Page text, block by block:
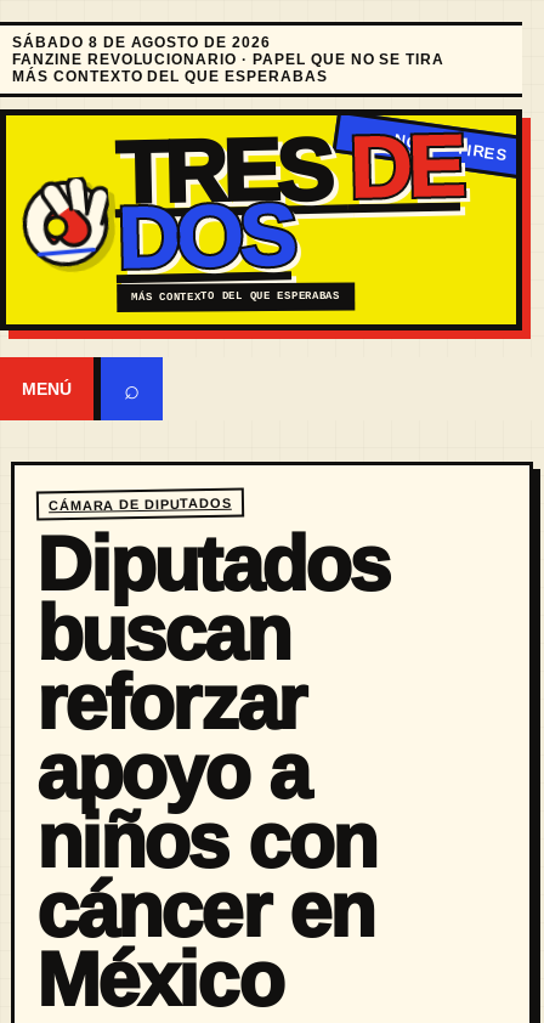
SÁBADO 8 DE AGOSTO DE 2026
FANZINE REVOLUCIONARIO · PAPEL QUE NO SE TIRA
MÁS CONTEXTO DEL QUE ESPERABAS
TRESDE
DOS
MÁS CONTEXTO DEL QUE ESPERABAS
MENÚ ⌕
CÁMARA DE DIPUTADOS
Diputados
buscan
reforzar
apoyo a
niños con
cáncer en
México